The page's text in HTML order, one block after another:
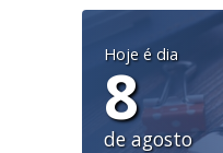
Hoje é dia
8
de agosto